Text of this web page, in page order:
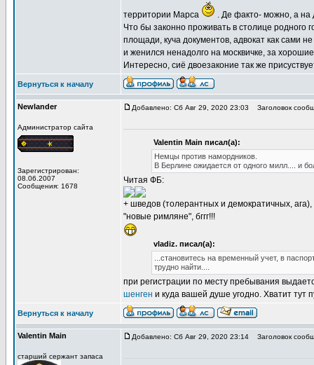
территории Марса
. Де факто- можно, а на
Что бы законно проживать в столице родного
площади, куча документов, адвокат как сами
и женился ненадолго на москвичке, за
Интересно, сиё двоезаконие так же
Вернуться к началу
Newlander
Администратор сайта
Зарегистрирован:
08.06.2007
Сообщения: 1678
Добавлено: Сб Авг 29, 2020 23:03 Заголовок
Valentin Main писал(а):
Немцы против намордников.
В Берлине ожидается от одного милл.... и
Читая ФБ:
+ шведов (толерантных и демократичных,
"новые римляне", бггг!!!
vladiz. писал(а):
...становитесь на временный учет, в
трудно найти....
при регистрации по месту пребывания
шенген и куда вашей душе угодно. Хватит тут
Вернуться к началу
Valentin Main
старший сержант запаса
Добавлено: Сб Авг 29, 2020 23:14 Заголовок